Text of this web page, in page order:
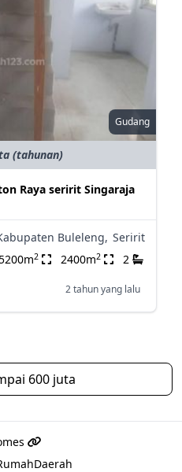
Gudang
(tahunan)
Raya seririt Singaraja
Buleleng, Seririt
2 2400m2 2
2 tahun yang lalu
600 juta